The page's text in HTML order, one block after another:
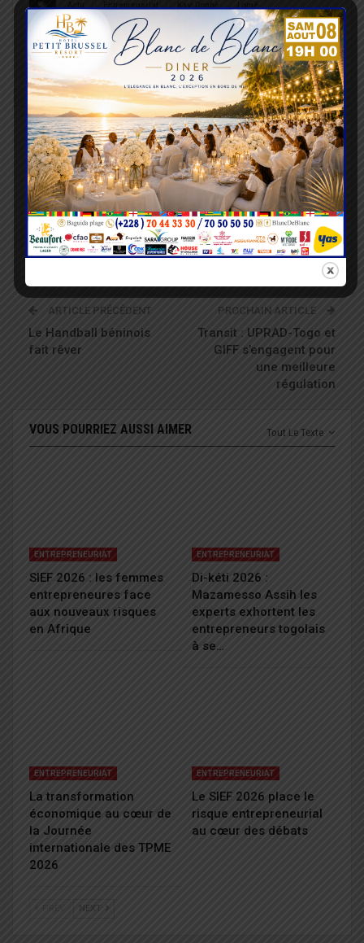
Partager
Lazarre KONDO
Rechercher, vérifier, rédiger et partager des
informations compréhensibles et accessibles à
tous, telle est ma mission. Récemment, je suis
engagé dans la sensibilisation à la sécurité
routière. Je suis passionné du sport et de la
culture.
ARTICLE PRÉCÉDENT
Le Handball béninois
fait rêver
PROCHAIN ARTICLE
Transit : UPRAD-Togo et
GIFF s’engagent pour
une meilleure
régulation
Tout Le Texte
VOUS POURRIEZ AUSSI AIMER
ENTREPRENEURIAT
SIEF 2026 : les femmes
entrepreneures face
aux nouveaux risques
en Afrique
ENTREPRENEURIAT
Di-kéti 2026 :
Mazamesso Assih les
experts exhortent les
entrepreneurs togolais
à se…
ENTREPRENEURIAT
La transformation
économique au cœur de
la Journée
internationale des TPME
2026
ENTREPRENEURIAT
Le SIEF 2026 place le
risque entrepreneurial
au cœur des débats
NEXT